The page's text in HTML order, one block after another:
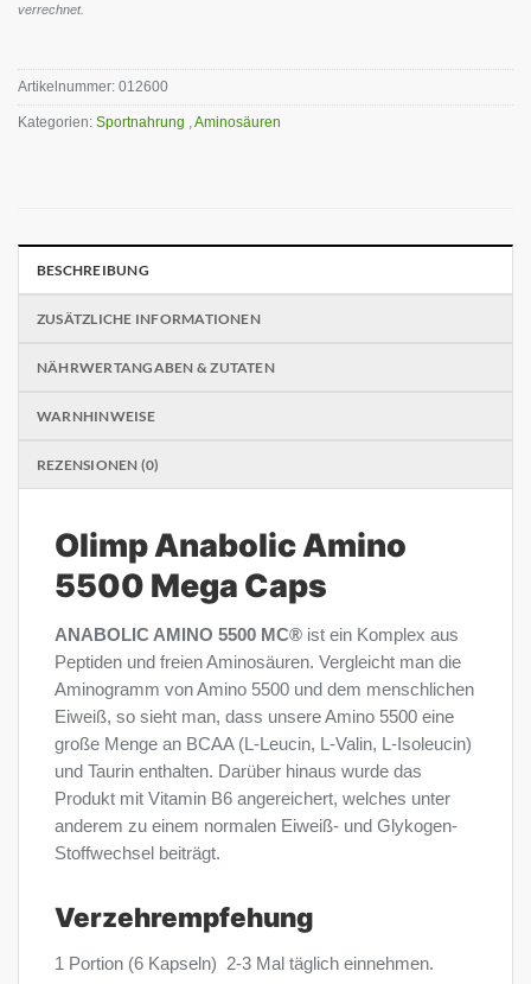
verrechnet.
Artikelnummer: 012600
Kategorien: Sportnahrung ,Aminosäuren
BESCHREIBUNG
ZUSÄTZLICHE INFORMATIONEN
NÄHRWERTANGABEN & ZUTATEN
WARNHINWEISE
REZENSIONEN (0)
Olimp Anabolic Amino
5500 Mega Caps
ANABOLIC AMINO 5500 MC® ist ein Komplex aus
Peptiden und freien Aminosäuren. Vergleicht man die
Aminogramm von Amino 5500 und dem menschlichen
Eiweiß, so sieht man, dass unsere Amino 5500 eine
große Menge an BCAA (L-Leucin, L-Valin, L-Isoleucin)
und Taurin enthalten. Darüber hinaus wurde das
Produkt mit Vitamin B6 angereichert, welches unter
anderem zu einem normalen Eiweiß- und Glykogen-
Stoffwechsel beiträgt.
Verzehrempfehung
1 Portion (6 Kapseln) 2-3 Mal täglich einnehmen.